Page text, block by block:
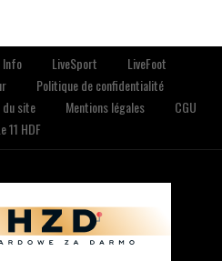
Info LiveSport
LiveFoot
Politique de confidentialité
site
Mentions légales
CGU
11 HDF